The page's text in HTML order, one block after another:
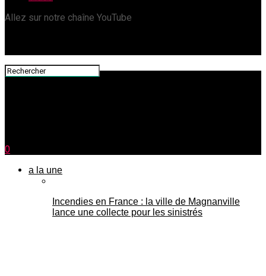
Allez sur notre chaîne YouTube
0
a la une
Incendies en France : la ville de Magnanville
lance une collecte pour les sinistrés